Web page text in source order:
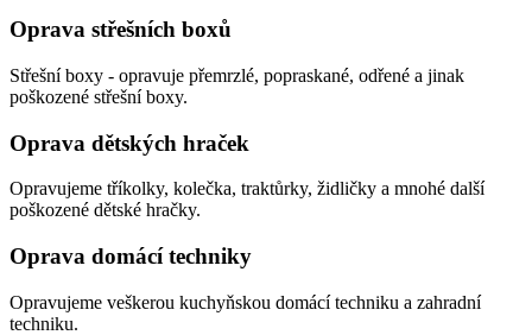
Oprava střešních boxů
Střešní boxy - opravuje přemrzlé, popraskané, odřené a jinak
poškozené střešní boxy.
Oprava dětských hraček
Opravujeme tříkolky, kolečka, traktůrky, židličky a mnohé další
poškozené dětské hračky.
Oprava domácí techniky
Opravujeme veškerou kuchyňskou domácí techniku a zahradní
techniku.